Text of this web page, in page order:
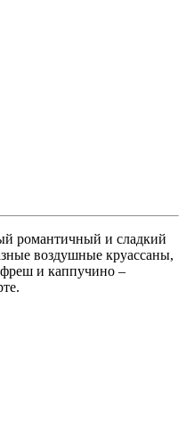
романтичный и сладкий
воздушные круассаны,
и каппучино –